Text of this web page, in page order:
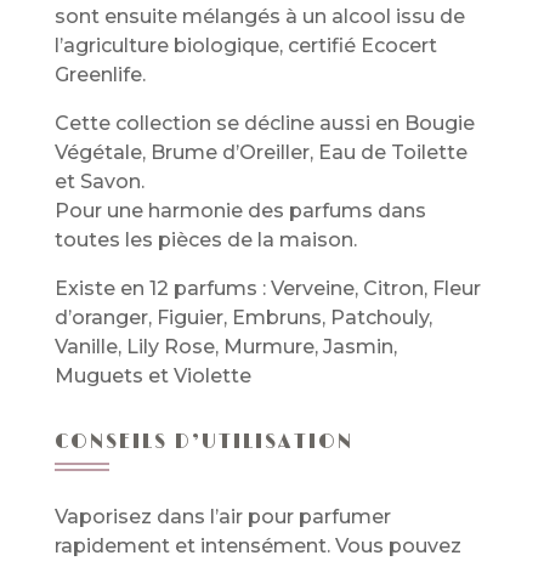
sont ensuite mélangés à un alcool issu de
l’agriculture biologique, certifié Ecocert
Greenlife.
Cette collection se décline aussi en Bougie
Végétale, Brume d’Oreiller, Eau de Toilette
et Savon.
Pour une harmonie des parfums dans
toutes les pièces de la maison.
Existe en 12 parfums : Verveine, Citron, Fleur
d’oranger, Figuier, Embruns, Patchouly,
Vanille, Lily Rose, Murmure, Jasmin,
Muguets et Violette
CONSEILS D’UTILISATION
Vaporisez dans l’air pour parfumer
rapidement et intensément. Vous pouvez